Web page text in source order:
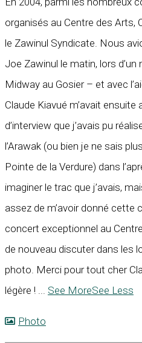
organisés au Centre des Arts,
le Zawinul Syndicate. Nous
Joe Zawinul le matin, lors
Midway au Gosier – et avec
Claude Kiavué m’avait ensuite
d’interview que j’avais pu
l’Arawak (ou bien je ne sais
Pointe de la Verdure) dans
imaginer le trac que j’avais,
assez de m’avoir donné cette
concert exceptionnel au
de nouveau discuter dans les
photo. Merci pour tout cher
légère !
See MoreSee Less
Photo